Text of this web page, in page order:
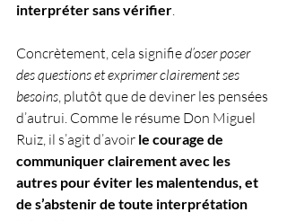
interpréter sans vérifier.
Concrètement, cela signifie d’oser poser
des questions et exprimer clairement ses
besoins, plutôt que de deviner les pensées
d’autrui. Comme le résume Don Miguel
Ruiz, il s’agit d’avoir le courage de
communiquer clairement avec les
autres pour éviter les malentendus, et
de s’abstenir de toute interprétation